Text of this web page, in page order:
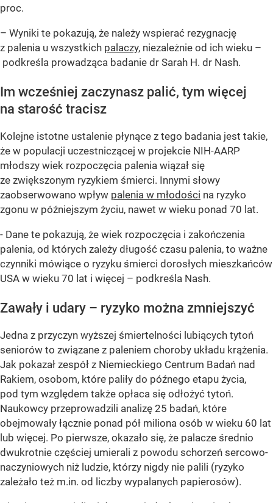
proc.
– Wyniki te pokazują, że należy wspierać rezygnację
z palenia u wszystkich palaczy, niezależnie od ich wieku –
podkreśla prowadząca badanie dr Sarah H. dr Nash.
Im wcześniej zaczynasz palić, tym więcej
na starość tracisz
Kolejne istotne ustalenie płynące z tego badania jest takie,
że w populacji uczestniczącej w projekcie NIH-AARP
młodszy wiek rozpoczęcia palenia wiązał się
ze zwiększonym ryzykiem śmierci. Innymi słowy
zaobserwowano wpływ palenia w młodości na ryzyko
zgonu w późniejszym życiu, nawet w wieku ponad 70 lat.
- Dane te pokazują, że wiek rozpoczęcia i zakończenia
palenia, od których zależy długość czasu palenia, to ważne
czynniki mówiące o ryzyku śmierci dorosłych mieszkańców
USA w wieku 70 lat i więcej – podkreśla Nash.
Zawały i udary – ryzyko można zmniejszyć
Jedna z przyczyn wyższej śmiertelności lubiących tytoń
seniorów to związane z paleniem choroby układu krążenia.
Jak pokazał zespół z Niemieckiego Centrum Badań nad
Rakiem, osobom, które paliły do późnego etapu życia,
pod tym względem także opłaca się odłożyć tytoń.
Naukowcy przeprowadzili analizę 25 badań, które
obejmowały łącznie ponad pół miliona osób w wieku 60 lat
lub więcej. Po pierwsze, okazało się, że palacze średnio
dwukrotnie częściej umierali z powodu schorzeń sercowo-
naczyniowych niż ludzie, którzy nigdy nie palili (ryzyko
zależało też m.in. od liczby wypalanych papierosów).